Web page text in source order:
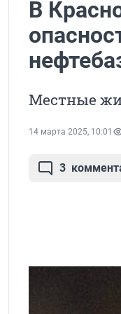
В
Местные
14 марта 2025, 10:01
3